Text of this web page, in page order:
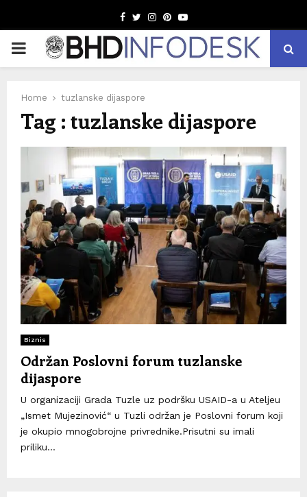
Facebook
TwitterInstagram
Pinterest
Youtube
PRIMARY
Home tuzlanske dijaspore
Tag : tuzlanske dijaspore
Biznis
Održan Poslovni forum tuzlanske
dijaspore
U organizaciji Grada Tuzle uz podršku USAID-a u Ateljeu
„Ismet Mujezinović“ u Tuzli održan je Poslovni forum koji
je okupio mnogobrojne privrednike.Prisutni su imali
priliku...